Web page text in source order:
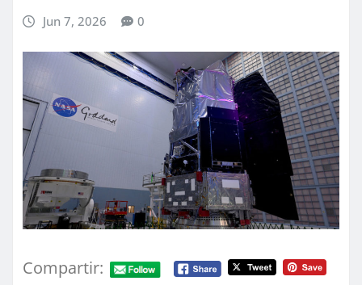
Jun 7, 2026 0
Compartir: